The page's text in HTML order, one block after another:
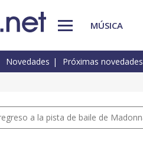
MÚSICA
Novedades Próximas novedades
a la pista de baile de